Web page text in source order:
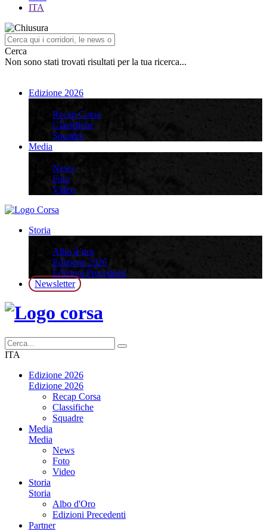
ITA
Cerca
Non sono stati trovati risultati per la tua ricerca...
Edizione 2026
Recap Corsa
Classifiche
Squadre
Media
News
Foto
Video
Storia
Albo d’oro
Edizione 2026
Edizioni Precedenti
Newsletter
ITA
Edizione 2026
Edizione 2026
Recap Corsa
Classifiche
Squadre
Media
Media
News
Foto
Video
Storia
Storia
Albo d'Oro
Edizioni Precedenti
Partner